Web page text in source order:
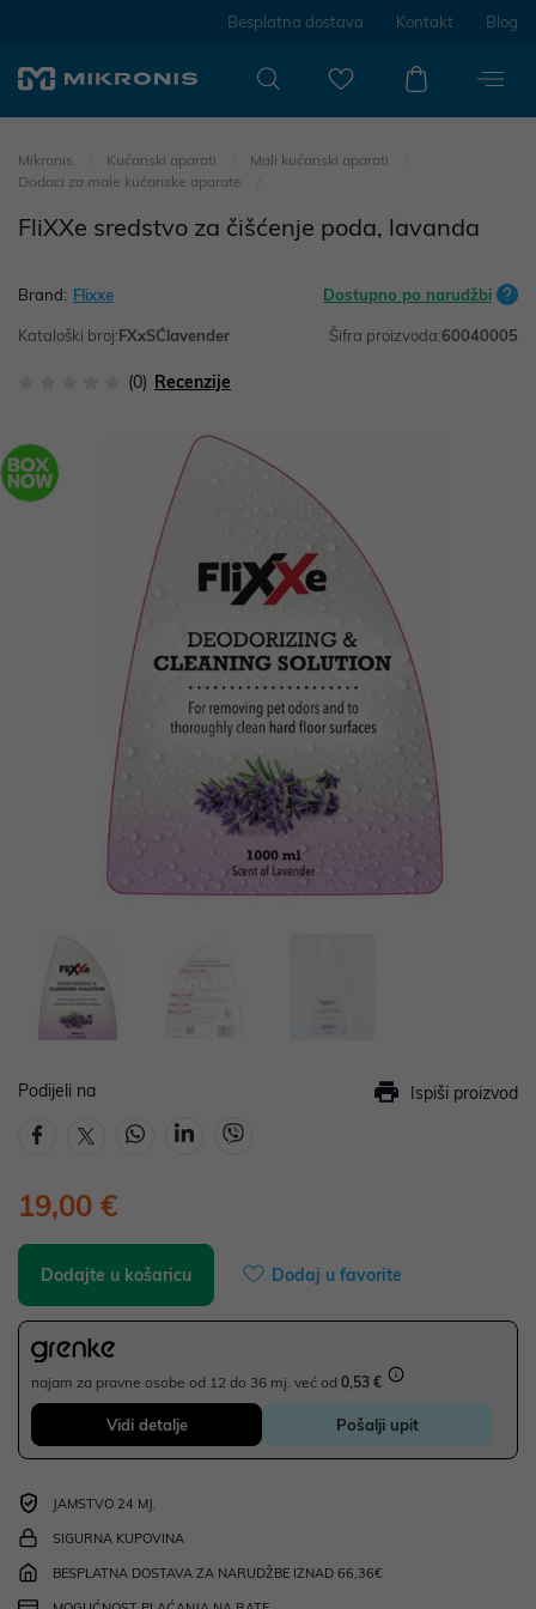
Besplatna dostava Kontakt Blog
Mikronis Kućanski aparati
Mali kućanski aparati
Dodaci za male kućanske aparate
FliXXe sredstvo za čišćenje poda, lavanda
Brand: Flixxe Dostupno po narudžbi
Kataloški broj:FXxSĆlavender Šifra proizvoda:60040005
(0) Recenzije
Podijeli na Ispiši proizvod
19,00 €
Dodajte u košaricu Dodaj u favorite
najam za pravne osobe od 12 do 36 mj. već od 0,53 €
Vidi detalje Pošalji upit
JAMSTVO 24 MJ.
SIGURNA KUPOVINA
BESPLATNA DOSTAVA ZA NARUDŽBE IZNAD 66,36€